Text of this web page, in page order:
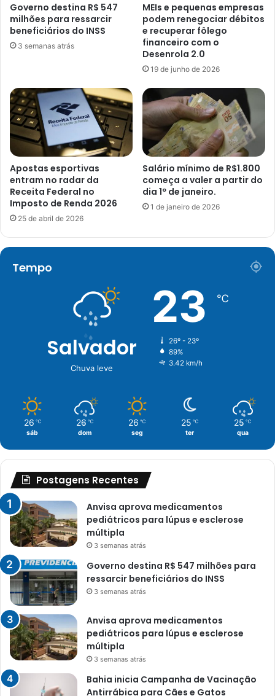
Governo destina R$ 547
milhões para ressarcir
beneficiários do INSS
3 semanas atrás
MEIs e pequenas empresas
podem renegociar débitos
e recuperar fôlego
financeiro com o
Desenrola 2.0
19 de junho de 2026
Apostas esportivas
entram no radar da
Receita Federal no
Imposto de Renda 2026
25 de abril de 2026
Salário mínimo de R$1.800
começa a valer a partir do
dia 1º de janeiro.
1 de janeiro de 2026
Tempo
Salvador
Chuva leve
23 ℃
26º - 23º
89%
3.42 km/h
26 ℃
sáb
26 ℃
dom
26 ℃
seg
25 ℃
ter
25 ℃
qua
Postagens Recentes
Anvisa aprova medicamentos
pediátricos para lúpus e esclerose
múltipla
3 semanas atrás
Governo destina R$ 547 milhões para
ressarcir beneficiários do INSS
3 semanas atrás
Anvisa aprova medicamentos
pediátricos para lúpus e esclerose
múltipla
3 semanas atrás
Bahia inicia Campanha de Vacinação
Antirrábica para Cães e Gatos